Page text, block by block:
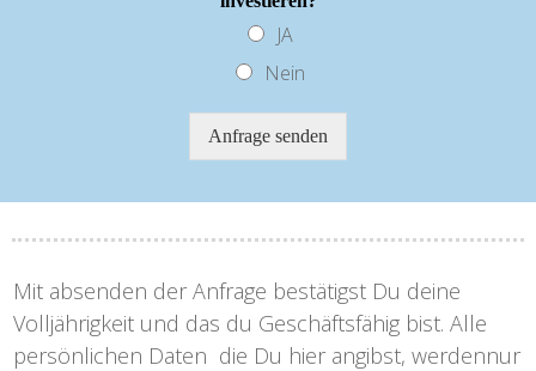
JA
Nein
Anfrage senden
Mit absenden der Anfrage bestätigst Du deine
Volljährigkeit und das du Geschäftsfähig bist. Alle
persönlichen Daten die Du hier angibst, werdennur